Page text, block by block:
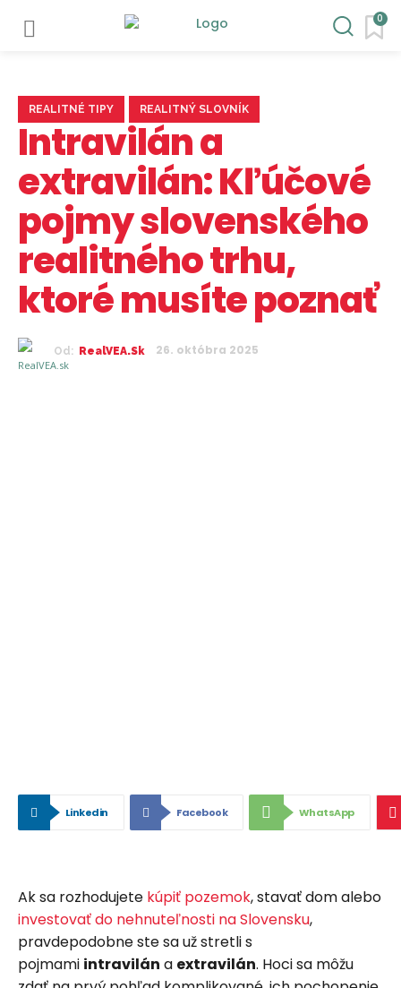
0
REALITNÉ TIPY REALITNÝ SLOVNÍK
Intravilán a
extravilán: Kľúčové
pojmy slovenského
realitného trhu,
ktoré musíte poznať
Od: RealVEA.sk 26. októbra 2025
Linkedin Facebook WhatsApp
Ak sa rozhodujete kúpiť pozemok, stavať dom alebo
investovať do nehnuteľnosti na Slovensku,
pravdepodobne ste sa už stretli s
pojmami intravilán a extravilán. Hoci sa môžu